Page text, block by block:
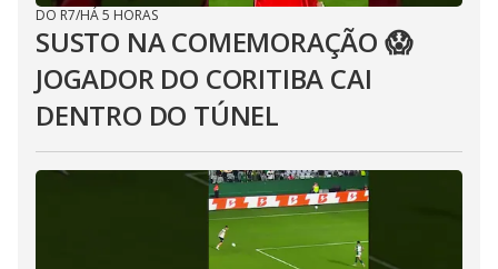
DO R7/HÁ 5 HORAS
SUSTO NA COMEMORAÇÃO 😱
JOGADOR DO CORITIBA CAI
DENTRO DO TÚNEL